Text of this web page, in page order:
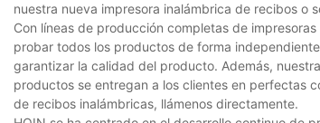
nuestra nueva impresora inalámbrica de recibos o
Con líneas de producción completas de
probar todos los productos de forma
garantizar la calidad del producto. Además,
productos se entregan a los clientes en perfectas
de recibos inalámbricas, llámenos directamente.